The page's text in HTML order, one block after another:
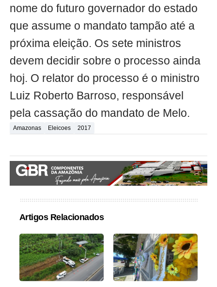
nome do futuro governador do estado
que assume o mandato tampão até a
próxima eleição. Os sete ministros
devem decidir sobre o processo ainda
hoj. O relator do processo é o ministro
Luiz Roberto Barroso, responsável
pela cassação do mandato de Melo.
Amazonas Eleicoes 2017
Artigos Relacionados